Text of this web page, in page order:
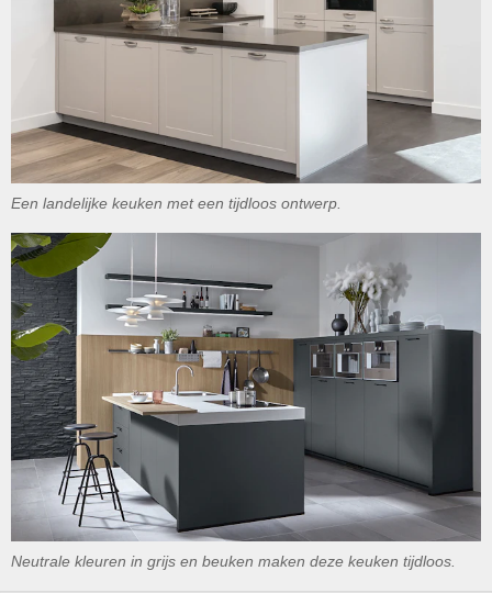
Een landelijke keuken met een tijdloos ontwerp.
Neutrale kleuren in grijs en beuken maken deze keuken tijdloos.